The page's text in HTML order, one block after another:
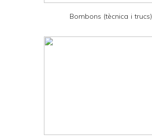
Bombons (tècnica i trucs)